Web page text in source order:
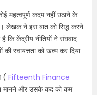
महत्वपूर्ण कदम नहीं उठाने के
लेखक ने इस बात को सिद्ध करने
कि केंद्रीय नीतियों ने संघवाद
स्वायत्तता को खत्म कर दिया
( Fifteenth Finance
मानने और उसके कद को कम